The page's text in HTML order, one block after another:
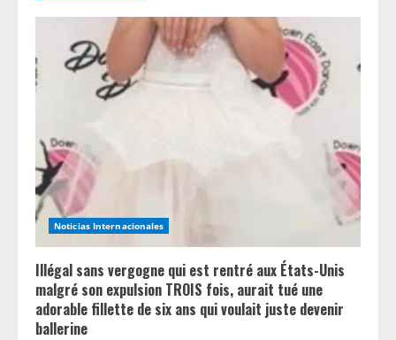
R
e
a
d
i
n
g Noticias Internacionales
Illégal sans vergogne qui est rentré aux États-Unis
malgré son expulsion TROIS fois, aurait tué une
adorable fillette de six ans qui voulait juste devenir
ballerine